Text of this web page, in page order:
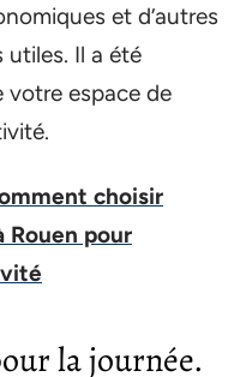
et d’autres
utiles. Il a été
votre espace de
choisir
Rouen pour
la journée.